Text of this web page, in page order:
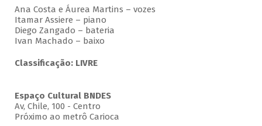
Ana Costa e Áurea Martins – vozes
Itamar Assiere – piano
Diego Zangado – bateria
Ivan Machado – baixo
Classificação: LIVRE
Espaço Cultural BNDES
Av, Chile, 100 - Centro
Próximo ao metrô Carioca